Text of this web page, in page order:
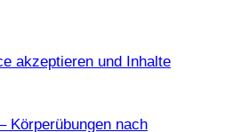
akzeptieren und Inhalte
Körperübungen nach